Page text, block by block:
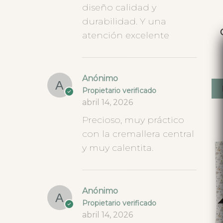
diseño calidad y
durabilidad. Y una
atención excelente
Anónimo
Propietario verificado
abril 14, 2026
Precioso, muy práctico
con la cremallera central
y muy calentita.
Anónimo
Propietario verificado
abril 14, 2026